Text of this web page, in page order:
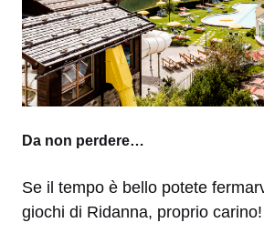
Da non perdere…
Se il tempo è bello potete
giochi di Ridanna, proprio carino!